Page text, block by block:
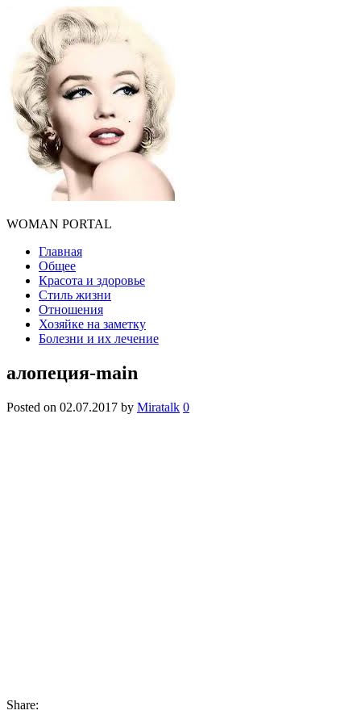
WOMAN PORTAL
Главная
Общее
Красота и здоровье
Стиль жизни
Отношения
Хозяйке на заметку
Болезни и их лечение
алопеция-main
Posted on 02.07.2017 by Miratalk 0
Share: